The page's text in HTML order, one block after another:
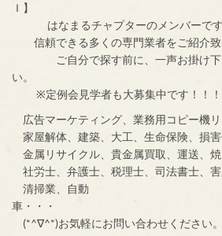
Ｉ
はなまるチャプターのメンバ
信頼できる多くの専門業者をご紹介
ご自分で探す前に、一声お掛け下
い
※定例会見学者も大募集中です！！
広告マーケティング、業務用コピー機
家屋解体、建築、大工、生命保険、損害
金属リサイクル、貴金属買取、運送、焼
社労士、弁護士、税理士、司法書士、害
清掃業、自動
車・
(*^∇^*)お気軽にお問い合わせください